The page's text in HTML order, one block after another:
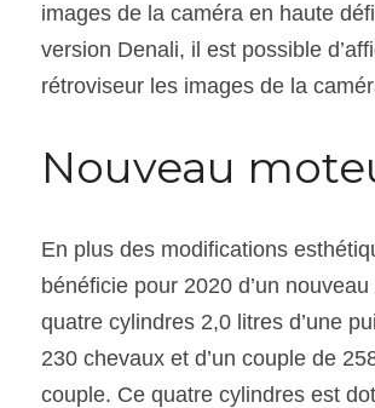
images de la caméra en haute
version Denali, il est possible
rétroviseur les images de la
Nouveau
En plus des modifications
bénéficie pour 2020 d’un
quatre cylindres 2,0 litres d’une
230 chevaux et d’un couple de
couple. Ce quatre cylindres est